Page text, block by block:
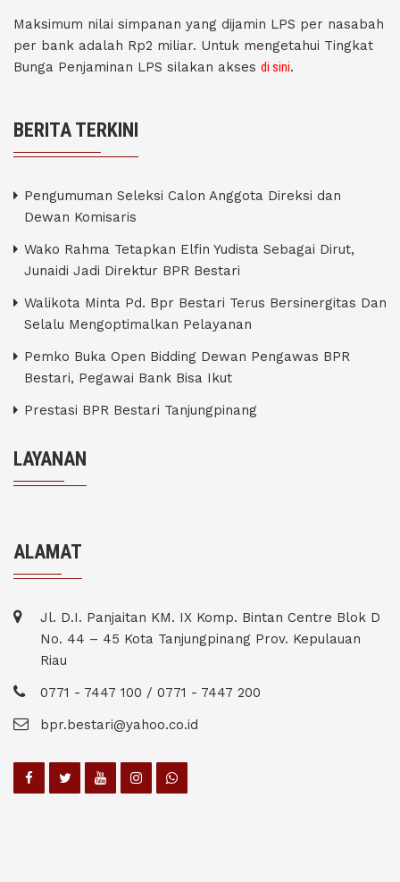
Maksimum nilai simpanan yang dijamin LPS per nasabah
per bank adalah Rp2 miliar. Untuk mengetahui Tingkat
Bunga Penjaminan LPS silakan akses di sini.
BERITA TERKINI
Pengumuman Seleksi Calon Anggota Direksi dan
Dewan Komisaris
Wako Rahma Tetapkan Elfin Yudista Sebagai Dirut,
Junaidi Jadi Direktur BPR Bestari
Walikota Minta Pd. Bpr Bestari Terus Bersinergitas Dan
Selalu Mengoptimalkan Pelayanan
Pemko Buka Open Bidding Dewan Pengawas BPR
Bestari, Pegawai Bank Bisa Ikut
Prestasi BPR Bestari Tanjungpinang
LAYANAN
ALAMAT
Jl. D.I. Panjaitan KM. IX Komp. Bintan Centre Blok D
No. 44 – 45 Kota Tanjungpinang Prov. Kepulauan
Riau
0771 - 7447 100 / 0771 - 7447 200
bpr.bestari@yahoo.co.id